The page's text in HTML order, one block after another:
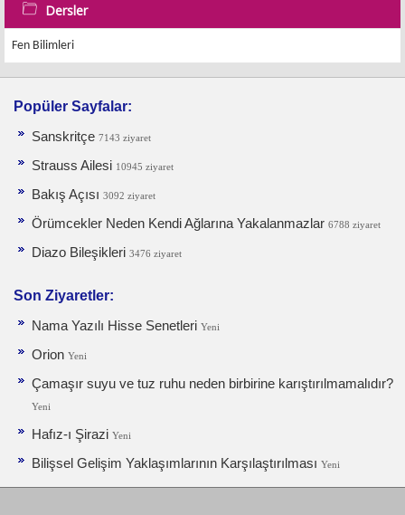
Dersler
Fen Bilimleri
Popüler Sayfalar:
Sanskritçe 7143 ziyaret
Strauss Ailesi 10945 ziyaret
Bakış Açısı 3092 ziyaret
Örümcekler Neden Kendi Ağlarına Yakalanmazlar 6788 ziyaret
Diazo Bileşikleri 3476 ziyaret
Son Ziyaretler:
Nama Yazılı Hisse Senetleri Yeni
Orion Yeni
Çamaşır suyu ve tuz ruhu neden birbirine karıştırılmamalıdır?
Yeni
Hafız-ı Şirazi Yeni
Bilişsel Gelişim Yaklaşımlarının Karşılaştırılması Yeni